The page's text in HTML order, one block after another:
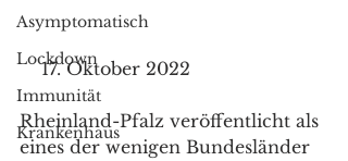
Asymptomatisch
Lockdown
Immunität
Krankenhaus
    17. Oktober 2022
Rheinland-Pfalz veröffentlicht als
eines der wenigen Bundesländer